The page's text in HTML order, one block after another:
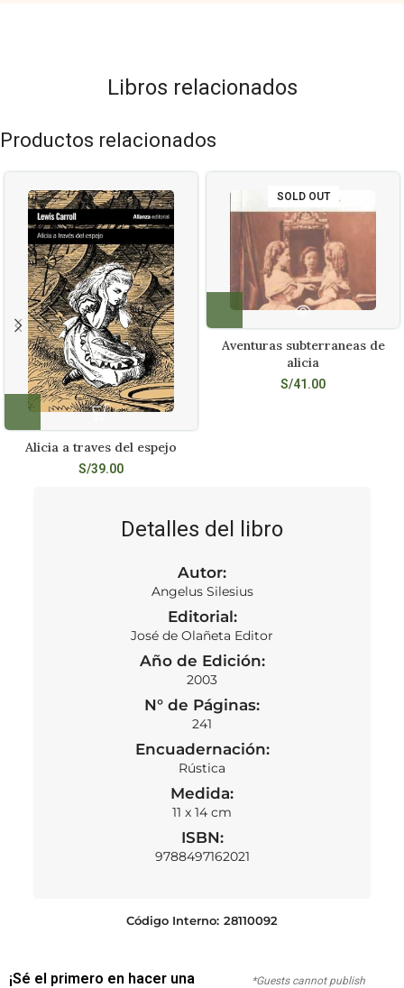
Libros relacionados
Productos relacionados
Alicia a traves del espejo
S/39.00
SOLD OUT
Aventuras subterraneas de
alicia
S/41.00
Detalles del libro
Autor:
Angelus Silesius
Editorial:
José de Olañeta Editor
Año de Edición:
2003
N° de Páginas:
241
Encuadernación:
Rústica
Medida:
11 x 14 cm
ISBN:
9788497162021
Código Interno: 28110092
¡Sé el primero en hacer una
*Guests cannot publish